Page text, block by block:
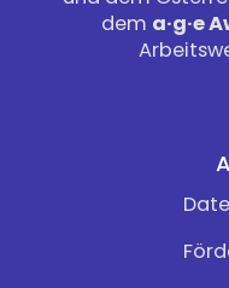
dem a·g·e